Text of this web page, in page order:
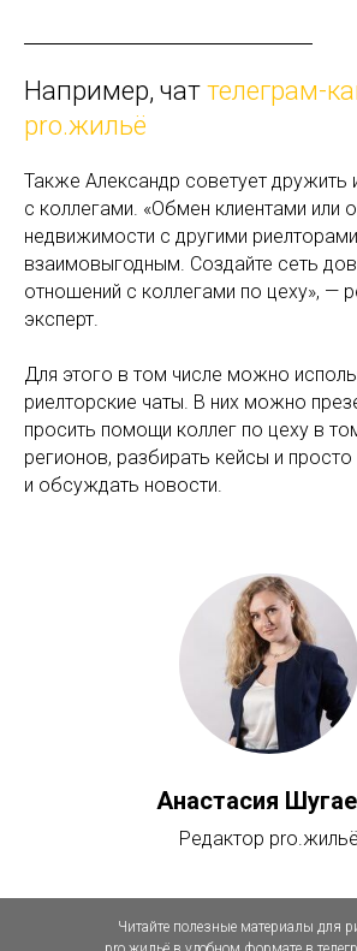
Например, чат телеграм-
pro.жильё
Также Александр советует дружить
с коллегами. «Обмен клиентами или
недвижимости с другими
взаимовыгодным. Создайте сеть
отношений с коллегами по цеху», —
эксперт.
Для этого в том числе можно
риелторские чаты. В них можно
просить помощи коллег по цеху в
регионов, разбирать кейсы и
и обсуждать новости.
Анастасия
Редактор pro.жильё
Читайте полезные материалы для